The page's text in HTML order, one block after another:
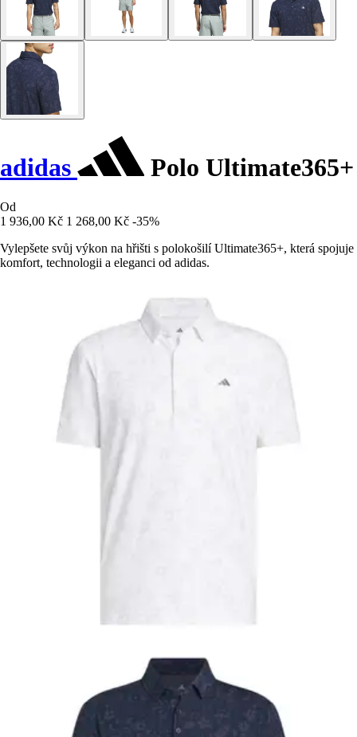
adidas Polo Ultimate365+
Od
1 936,00 Kč 1 268,00 Kč -35%
Vylepšete svůj výkon na hřišti s polokošilí Ultimate365+, která spojuje
komfort, technologii a eleganci od adidas.